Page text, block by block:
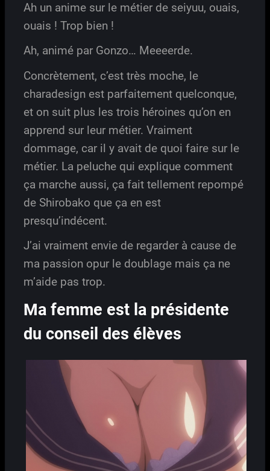
Ah un anime sur le métier de seiyuu, ouais,
ouais ! Trop bien !
Ah, animé par Gonzo… Meeeerde.
Concrètement, c’est très moche, le
charadesign est parfaitement quelconque,
et on suit plus les trois héroines qu’on en
apprend sur leur métier. Vraiment
dommage, car il y avait de quoi faire sur le
métier. La peluche qui explique comment
ça marche aussi, ça fait tellement repompé
de Shirobako que ça en est
presqu’indécent.
J’ai vraiment envie de regarder à cause de
ma passion opur le doublage mais ça ne
m’aide pas trop.
Ma femme est la présidente
du conseil des élèves